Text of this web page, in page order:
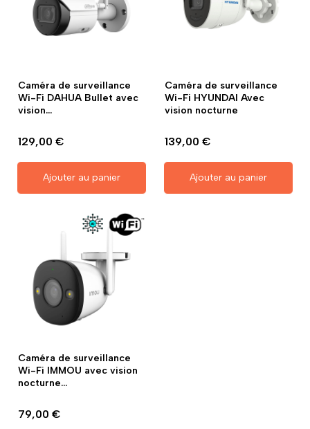
Caméra de surveillance
Wi-Fi DAHUA Bullet avec
vision...
129,00 €
Ajouter au panier
Caméra de surveillance
Wi-Fi HYUNDAI Avec
vision nocturne
139,00 €
Ajouter au panier
Caméra de surveillance
Wi-Fi IMMOU avec vision
nocturne...
79,00 €